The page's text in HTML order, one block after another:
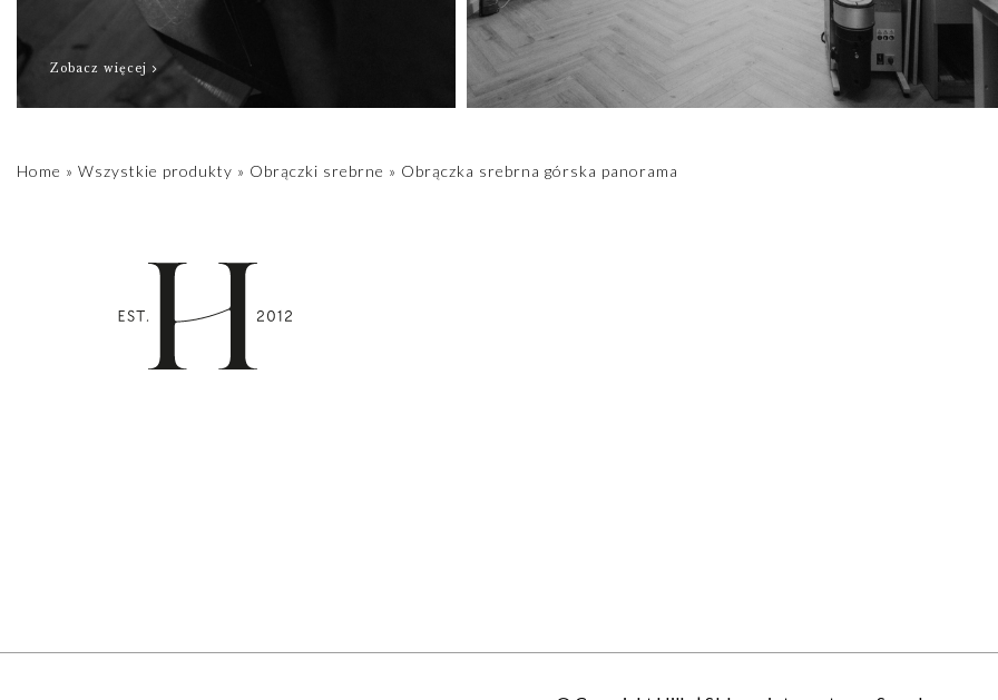
Zobacz więcej
Home » Wszystkie produkty » Obrączki srebrne » Obrączka srebrna górska panorama